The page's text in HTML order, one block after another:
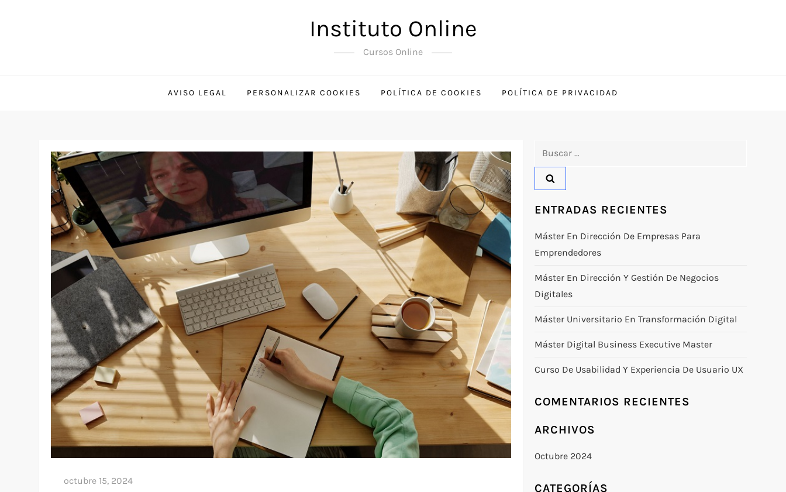
Instituto Online
Cursos Online
AVISO LEGAL PERSONALIZAR COOKIES POLÍTICA DE COOKIES POLÍTICA DE PRIVACIDAD
ENTRADAS RECIENTES
Máster En Dirección De Empresas Para
Emprendedores
Máster En Dirección Y Gestión De Negocios
Digitales
Máster Universitario En Transformación Digital
Máster Digital Business Executive Master
Curso De Usabilidad Y Experiencia De Usuario UX
COMENTARIOS RECIENTES
ARCHIVOS
Octubre 2024
CATEGORÍAS